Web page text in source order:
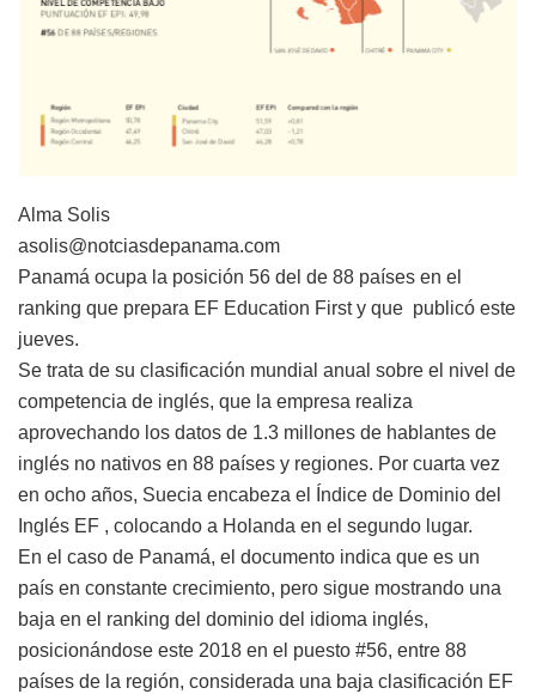
Alma Solis
asolis@notciasdepanama.com
Panamá ocupa la posición 56 del de 88 países en el
ranking que prepara EF Education First y que publicó este
jueves.
Se trata de su clasificación mundial anual sobre el nivel de
competencia de inglés, que la empresa realiza
aprovechando los datos de 1.3 millones de hablantes de
inglés no nativos en 88 países y regiones. Por cuarta vez
en ocho años, Suecia encabeza el Índice de Dominio del
Inglés EF , colocando a Holanda en el segundo lugar.
En el caso de Panamá, el documento indica que es un
país en constante crecimiento, pero sigue mostrando una
baja en el ranking del dominio del idioma inglés,
posicionándose este 2018 en el puesto #56, entre 88
países de la región, considerada una baja clasificación EF